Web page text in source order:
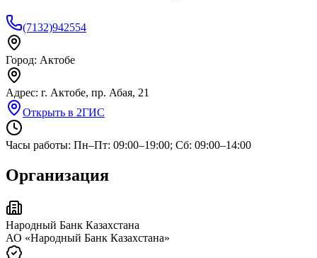
(7132)942554
Город: Актобе
Адрес: г. Актобе, пр. Абая, 21
Открыть в 2ГИС
Часы работы: Пн–Пт: 09:00–19:00; Сб: 09:00–14:00
Организация
Народный Банк Казахстана
АО «Народный Банк Казахстана»